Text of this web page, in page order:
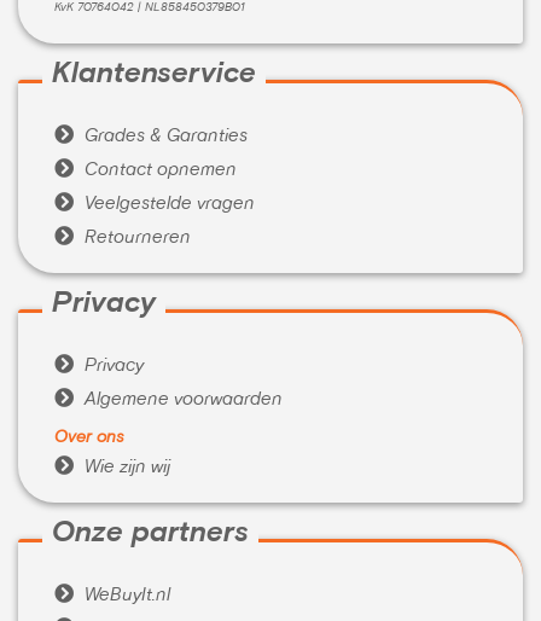
KvK 70764042 | NL858450379B01
Klantenservice
 Grades & Garanties
 Contact opnemen
 Veelgestelde vragen
 Retourneren
Privacy
 Privacy
 Algemene voorwaarden
Over ons
 Wie zijn wij
Onze partners
 WeBuyIt.nl